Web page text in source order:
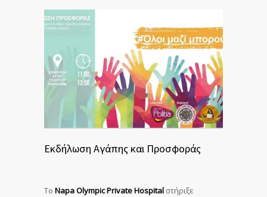
Εκδήλωση Αγάπης και Προσφοράς
To Napa Olympic Private Hospital στήριξε